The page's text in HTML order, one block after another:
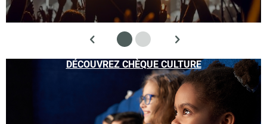
DÉCOUVREZ CHÈQUE CULTURE